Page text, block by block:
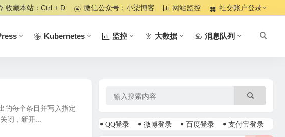
收藏本站：Ctrl + D 微信公众号：小柒博客 网站监控 社交账户登录
Kubernetes 监控 大数据 消息队列
的每个条目并写入指定
闭，新开...
QQ登录 微博登录 百度登录 支付宝登录